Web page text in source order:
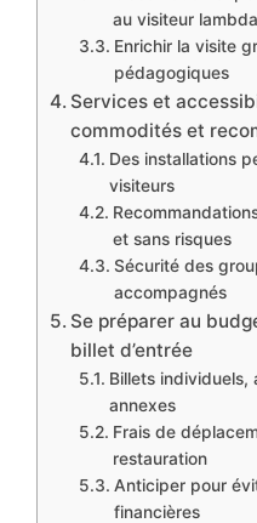
au visiteur lambda
Enrichir la visite
pédagogiques
Services et
commodités et
Des installations
visiteurs
et sans risques
Sécurité des
accompagnés
Se préparer au
billet d’entrée
Billets individuels,
annexes
Frais de
restauration
Anticiper pour
financières